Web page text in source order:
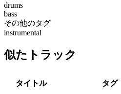
drums
bass
その他のタグ
instrumental
似たトラック
タイトル タグ